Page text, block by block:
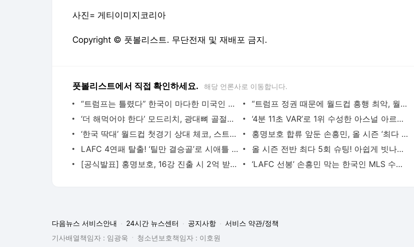
사진= 게티이미지코리아
Copyright © 풋볼리스트. 무단전재 및 재배포 금지.
풋볼리스트에서 직접 확인하세요. 해당 언론사로 이동합니다.
“트럼프는 틀렸다” 한국이 마다한 미국인 감독의 뚝심… 현재 직장 캐나다에 충성 - 풋볼리스
“트럼프 정권 때문에 월드컵 흥행 최악, 월드컵 특수는 개미 눈곱만큼” 미국 호텔업계 울상 -
‘더 해먹어야 한다’ 모드리치, 광대뼈 골절에도 ‘월드컵 반드시 뛴다’ 굳은 각오! - 풋볼리
‘4분 11초 VAR’로 1위 수성한 아스널 아르테타 이례적 극찬! “심판의 일, 대단히 어렵고 막중해!
‘한국 딱대’ 월드컵 첫경기 상대 체코, 스트라이커 쉬크 엄청난 상승세! - 풋볼리스트(FOOTBALLIST
홍명보호 합류 앞둔 손흥민, 올 시즌 ‘최다 7회 슈팅’ 폭격! 득점 없이도 위력 과시한 시애틀전
LAFC 4연패 탈출! ‘틸만 결승골’로 시애틀 1-0 격파 ‘손흥민 풀타임, 김기희 63분’ [LAFC 리뷰] -
올 시즌 전반 최다 5회 슈팅! 아쉽게 빗나간 손흥민의 오른발 중거리포! 전반 0-0 마무리 [LAFC 전반
[공식발표] 홍명보호, 16강 진출 시 2억 받는다! 북중미 월드컵 '성과 비례형 체계' 포상금 제도 확
‘LAFC 선봉’ 손흥민 막는 한국인 MLS 수비수 등장! ‘코리안더비’ 된 시애틀전 [LAFC 라인업] - 풋
다음뉴스 서비스안내 24시간 뉴스센터 공지사항
서비스 약관/정책
기사배열책임자 : 임광욱
청소년보호책임자 : 이호원